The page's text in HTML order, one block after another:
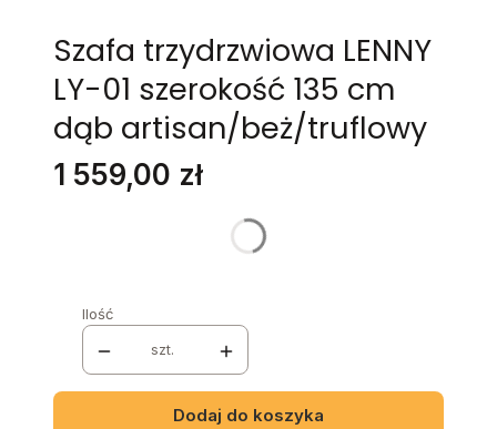
Szafa trzydrzwiowa LENNY
LY-01 szerokość 135 cm
dąb artisan/beż/truflowy
Cena
1 559,00 zł
Stwórz swój wymarzony mebel
Poszczególne warianty mogą różnić się ceną
Ilość
szt.
Dodaj do koszyka